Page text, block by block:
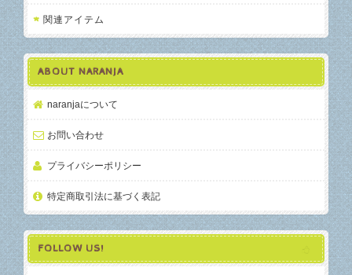
関連アイテム
ABOUT NARANJA
naranjaについて
お問い合わせ
プライバシーポリシー
特定商取引法に基づく表記
FOLLOW US!